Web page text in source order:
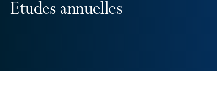
Études annuelles